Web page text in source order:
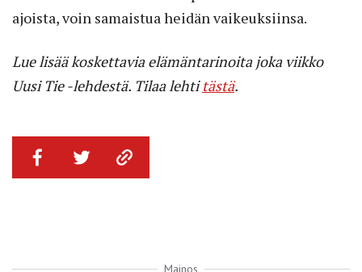
ajoista, voin samaistua heidän vaikeuksiinsa.
Lue lisää koskettavia elämäntarinoita joka viikko
Uusi Tie -lehdestä. Tilaa lehtitästä.
Mainos